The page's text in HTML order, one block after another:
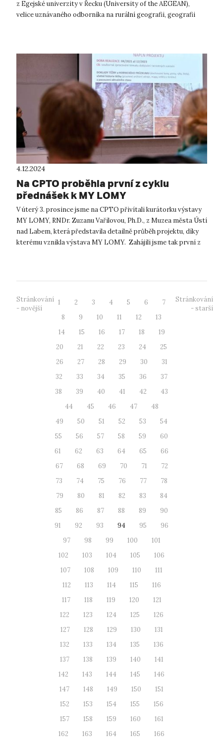
z Egejské univerzity v Řecku (University of the AEGEAN),
velice uznávaného odborníka na rurální geografii, geografii
4.12.2024
Na CPTO proběhla první z cyklu
přednášek k MY LOMY
V úterý 3. prosince jsme na CPTO přivítali kurátorku výstavy
MY LOMY, RNDr. Zuzanu Vařilovou, Ph.D., z Muzea města Ústí
nad Labem, která představila detailně průběh projektu, díky
kterému vznikla výstava MY LOMY. Zahájili jsme tak první z
Stránkování
- novější
1 2 3 4 5 6
7
8
9 10 11 12
13
14
15 16 17 18
19
20
21 22 23 24
25
26
27 28 29 30
31
32
33 34 35 36
37
38
39 40 41 42
43
44
45 46 47
48
49
50 51 52 53
54
55
56 57 58 59
60
61
62 63 64 65
66
67
68 69 70 71
72
73
74 75 76 77
78
79
80 81 82 83
84
85
86 87 88 89
90
91
92 93 94 95
96
97
98 99 100
101
102
103 104 105
106
107
108 109 110
111
112
113 114 115
116
117
118 119 120
121
122
123 124 125
126
127
128 129 130
131
132
133 134 135
136
137
138 139 140
141
142
143 144 145
146
147
148 149 150
151
152
153 154 155
156
157
158 159 160
161
162
163 164 165
166
Stránkování
- starší